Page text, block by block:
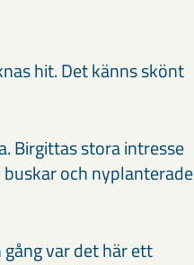
hit. Det känns skönt
Birgittas stora intresse
och nyplanterade
var det här ett